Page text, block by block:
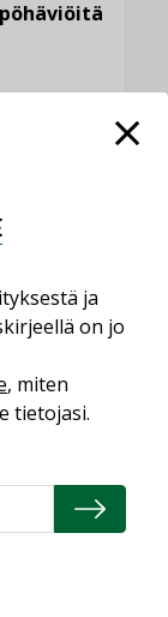
ja
on jo
, miten
tietojasi.